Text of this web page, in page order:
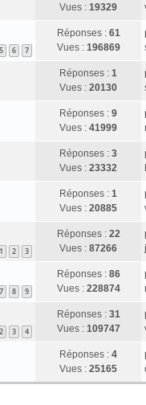
Vues : 19329
5 6 7
Réponses : 61
Vues : 196869
Réponses : 1
Vues : 20130
Réponses : 9
Vues : 41999
Réponses : 3
Vues : 23332
Réponses : 1
Vues : 20885
1 2 3
Réponses : 22
Vues : 87266
7 8 9
Réponses : 86
Vues : 228874
2 3 4
Réponses : 31
Vues : 109747
Réponses : 4
Vues : 25165